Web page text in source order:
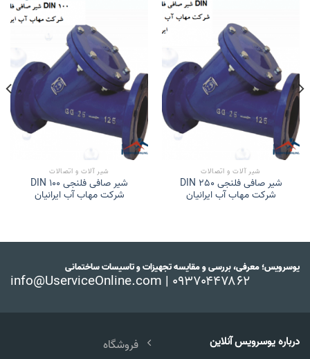
شیر آلات و اتصالات
شیر صافی فلنجی DIN 250
شرکت مهاب آب ایرانیان
شیر آلات و اتصالات
شیر صافی فلنجی DIN 100
شرکت مهاب آب ایرانیان
یوسرویس؛ معرفی، بررسی و مقایسه تجهیزات و تاسیسات ساختمانی
info@UserviceOnline.com | ۰۹۳۷۰۴۴۷۸۶۲
درباره یوسرویس آنلاین
فروشگاه